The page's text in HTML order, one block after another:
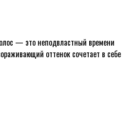
— это неподвластный времени
оттенок сочетает в себе